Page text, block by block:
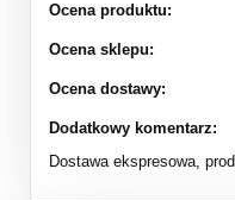
Ocena produktu:
Ocena sklepu:
Ocena dostawy:
Dodatkowy komentarz:
Dostawa ekspresowa,